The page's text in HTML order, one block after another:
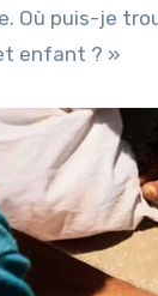
Où puis-je
enfant ? »